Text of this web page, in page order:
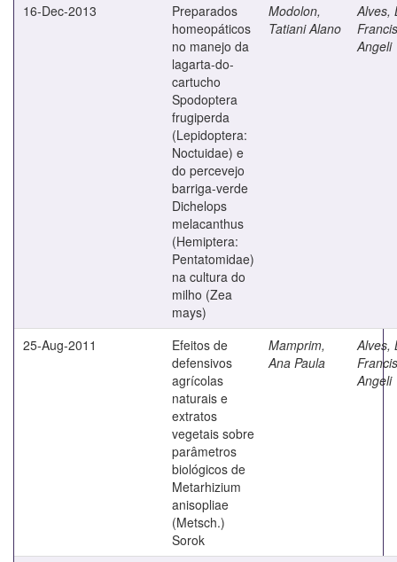
16-Dec-2013
Preparados
homeopáticos
no manejo da
lagarta-do-
cartucho
Spodoptera
frugiperda
(Lepidoptera:
Noctuidae) e
do percevejo
barriga-verde
Dichelops
melacanthus
(Hemiptera:
Pentatomidae)
na cultura do
milho (Zea
mays)
Modolon,
Tatiani Alano
Alves,
Angeli
25-Aug-2011
Efeitos de
defensivos
agrícolas
naturais e
extratos
vegetais sobre
parâmetros
biológicos de
Metarhizium
anisopliae
(Metsch.)
Sorok
Mamprim,
Ana Paula
Alves,
Angeli